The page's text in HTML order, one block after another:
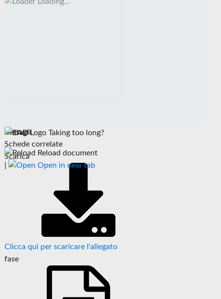
Taking too long?
Reload document
Open in new tab
Dettagli
Schede correlate
Scarica
Clicca qui per scaricare l'allegato
fase